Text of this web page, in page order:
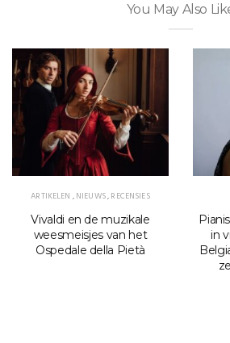
You May Also
ARTIKELEN ,NIEUWS,RECENSIES
Vivaldi en de muzikale
weesmeisjes van het
Ospedale della Pietà
in